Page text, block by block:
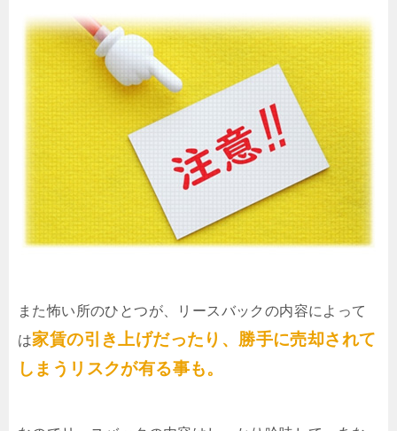
また怖い所のひとつが、リースバックの内容によって
は家賃の引き上げだったり、勝手に売却されて
しまうリスクが有る事も。